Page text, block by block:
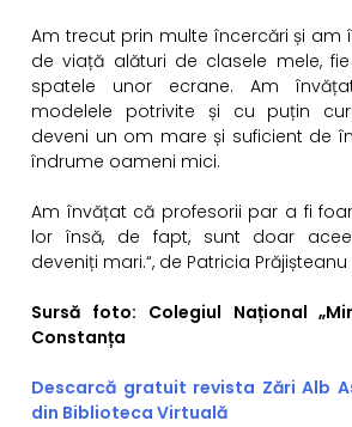
Am trecut prin multe încercări și am
de viață alături de clasele mele,
spatele unor ecrane. Am
modelele potrivite și cu puțin
deveni un om mare și suficient de
îndrume oameni mici.
Am învățat că profesorii par a fi
lor însă, de fapt, sunt doar
deveniți mari.“, de Patricia Prăjișteanu
Sursă foto: Colegiul Național
Constanța
Descarcă gratuit revista Zări Alb
din Biblioteca Virtuală